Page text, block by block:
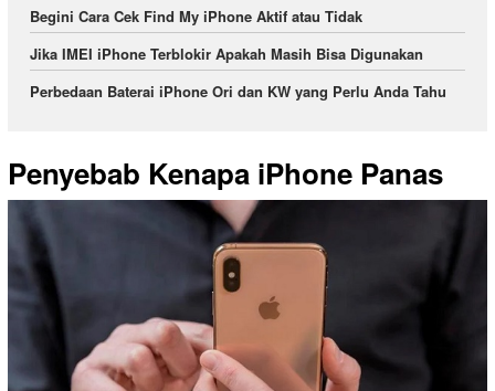
Begini Cara Cek Find My iPhone Aktif atau Tidak
Jika IMEI iPhone Terblokir Apakah Masih Bisa Digunakan
Perbedaan Baterai iPhone Ori dan KW yang Perlu Anda Tahu
Penyebab Kenapa iPhone Panas